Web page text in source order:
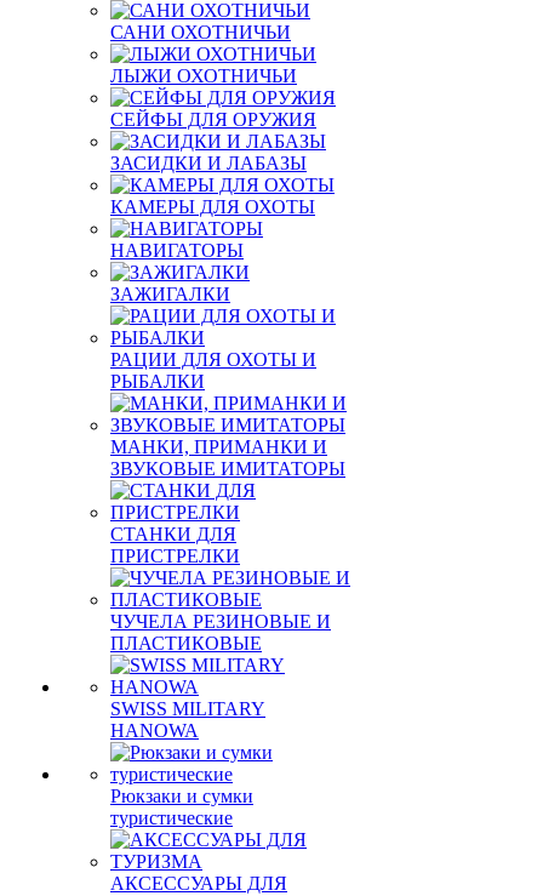
САНИ ОХОТНИЧЬИ
ЛЫЖИ ОХОТНИЧЬИ
СЕЙФЫ ДЛЯ ОРУЖИЯ
ЗАСИДКИ И ЛАБАЗЫ
КАМЕРЫ ДЛЯ ОХОТЫ
НАВИГАТОРЫ
ЗАЖИГАЛКИ
РАЦИИ ДЛЯ ОХОТЫ И
РЫБАЛКИ
МАНКИ, ПРИМАНКИ И
ЗВУКОВЫЕ ИМИТАТОРЫ
СТАНКИ ДЛЯ
ПРИСТРЕЛКИ
ЧУЧЕЛА РЕЗИНОВЫЕ И
ПЛАСТИКОВЫЕ
SWISS MILITARY
HANOWA
Рюкзаки и сумки
туристические
АКСЕССУАРЫ ДЛЯ